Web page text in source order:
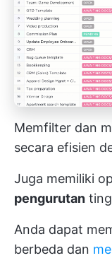
Memfilter dan
secara efisien
Juga memiliki
pengurutan
Anda dapat
berbeda dan